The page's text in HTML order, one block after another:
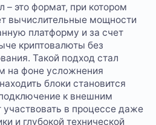
это формат, при котором
вычислительные мощности
платформу и за счет
криптовалюты без
Такой подход стал
на фоне усложнения
блоки становится
к внешним
в процессе даже
и глубокой технической